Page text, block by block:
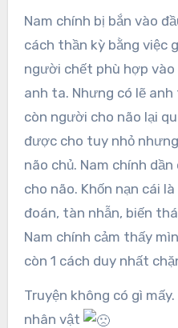
Nam chính bị bắn vào
cách thần kỳ bằng việc
người chết phù hợp
anh ta. Nhưng có lẽ
còn người cho não lại
được cho tuy nhỏ
não chủ. Nam chính
cho não. Khốn nạn cái
đoán, tàn nhẫn, biến
Nam chính cảm thấy
còn 1 cách duy nhất
Truyện không có gì
nhân vật